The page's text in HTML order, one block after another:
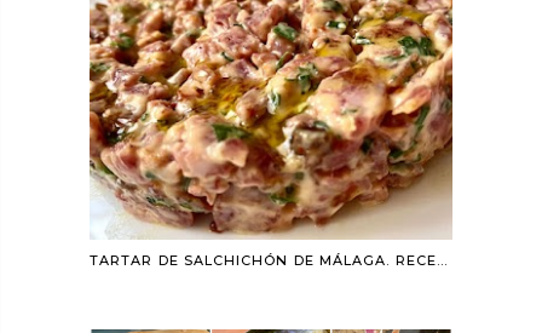
TARTAR DE SALCHICHÓN DE MÁLAGA. RECETA